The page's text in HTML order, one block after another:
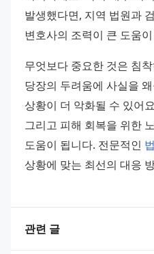
발생했다면, 지역 법원과
변호사의 조력이 큰 도움
무엇보다 중요한 것은 침
당장의 두려움에 사실을
상황이 더 악화될 수 있어
그리고 피해 회복을 위한
도움이 됩니다. 전문적인
상황에 맞는 최선의 대응
관련 글